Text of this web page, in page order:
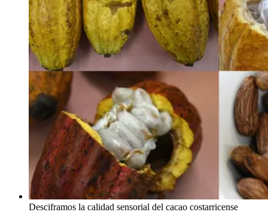
Desciframos la calidad sensorial del cacao costarricense